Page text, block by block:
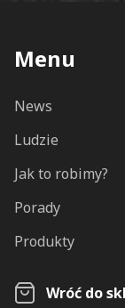
Menu
News
Ludzie
Jak to robimy?
Porady
Produkty
Wróć do